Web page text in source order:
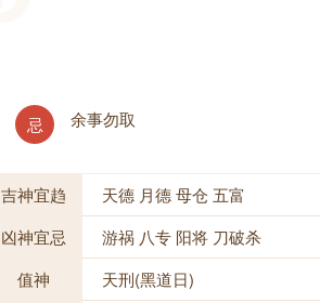
忌 余事勿取
吉神宜趋
天德 月德 母仓 五富
凶神宜忌
游祸 八专 阳将 刀破杀
值神
天刑(黑道日)